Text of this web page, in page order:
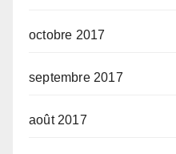
octobre 2017
septembre 2017
août 2017